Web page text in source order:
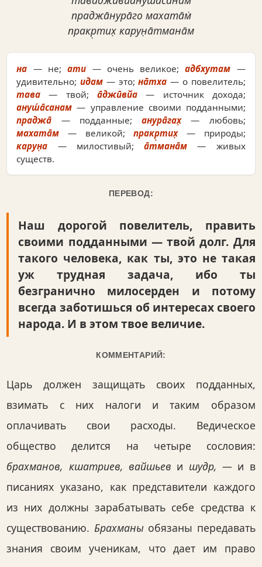
праджа̄нура̄го махата̄м̇
пракр̣тих̣ карун̣а̄тмана̄м
на — не;ати — очень великое;адбхутам —
удивительно;идам — это;на̄тха — о повелитель;
тава — твой; а̄джӣвйа — источник дохода;
ануш́а̄санам — управление своими подданными;
праджа̄ — подданные;анура̄гах̣— любовь;
махата̄м — великой;пракр̣тих̣— природы;
карун̣а — милостивый;а̄тмана̄м — живых
существ.
ПЕРЕВОД:
Наш дорогой повелитель, править
своими подданными — твой долг. Для
такого человека, как ты, это не такая
уж трудная задача, ибо ты
безгранично милосерден и потому
всегда заботишься об интересах своего
народа. И в этом твое величие.
КОММЕНТАРИЙ:
Царь должен защищать своих подданных,
взимать с них налоги и таким образом
оплачивать свои расходы. Ведическое
общество делится на четыре сословия:
брахманов, кшатриев, вайшьев и шудр, — и в
писаниях указано, как представители каждого
из них должны зарабатывать себе средства к
существованию. Брахманыобязаны передавать
знания своим ученикам, что дает им право